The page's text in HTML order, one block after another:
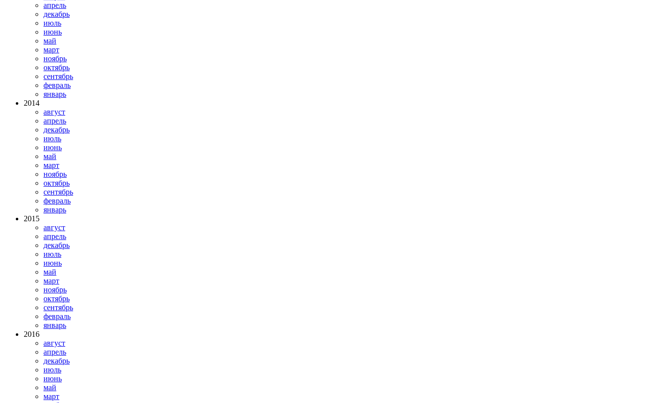
апрель
декабрь
июль
июнь
май
март
ноябрь
октябрь
сентябрь
февраль
январь
2014
август
апрель
декабрь
июль
июнь
май
март
ноябрь
октябрь
сентябрь
февраль
январь
2015
август
апрель
декабрь
июль
июнь
май
март
ноябрь
октябрь
сентябрь
февраль
январь
2016
август
апрель
декабрь
июль
июнь
май
март